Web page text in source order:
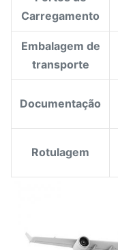
Carregamento
Embalagem de
transporte
Documentação
Rotulagem